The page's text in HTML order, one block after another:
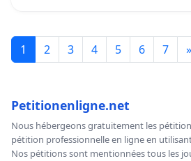
1 2 3 4 5 6 7 »
Petitionenligne.net
Nous hébergeons gratuitement les
pétition professionnelle en ligne en
Nos pétitions sont mentionnées tous les